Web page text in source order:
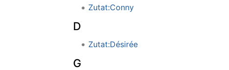
Zutat:Conny
D
Zutat:Désirée
G